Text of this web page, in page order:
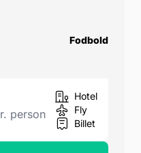
Fodbold
person
Hotel
Fly
Billet